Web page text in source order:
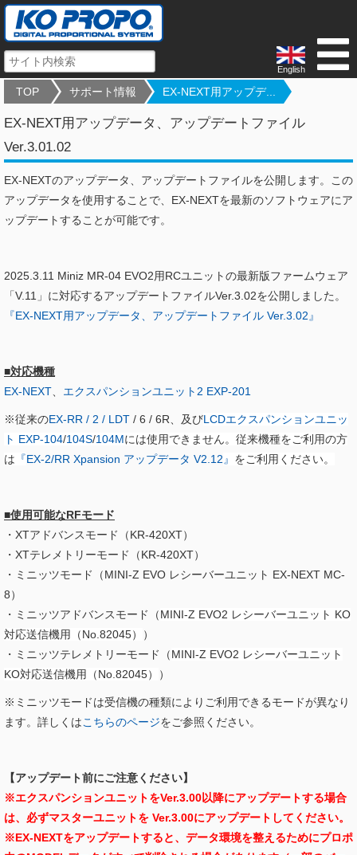
English
TOP サポート情報 EX-NEXT用アップデ...
EX-NEXT用アップデータ、アップデートファイル
Ver.3.01.02
EX-NEXTのアップデータ、アップデートファイルを公開します。この
アップデータを使用することで、EX-NEXTを最新のソフトウェアにア
ップデートすることが可能です。
2025.3.11 Miniz MR-04 EVO2用RCユニットの最新版ファームウェア
「V.11」に対応するアップデートファイルVer.3.02を公開しました。
『EX-NEXT用アップデータ、アップデートファイル Ver.3.02』
■対応機種
EX-NEXT
エクスパンションユニット2 EXP-201
※従来のEX-RR / 2 / LDT / 6 / 6R、及びLCDエクスパンションユニッ
ト EXP-104/104S/104Mには使用できません。従来機種をご利用の方
は 『EX-2/RR Xpansion アップデータ V2.12​ 』 をご利用ください。
■使用可能なRFモード
・XTアドバンスモード（KR-420XT）
・XTテレメトリーモード（KR-420XT）
・ミニッツモード（MINI-Z EVO レシーバーユニット EX-NEXT MC-
8）
・ミニッツアドバンスモード（MINI-Z EVO2 レシーバーユニット KO
対応送信機用（No.82045）
）
・ミニッツテレメトリーモード（MINI-Z EVO2 レシーバーユニット
KO対応送信機用（No.82045）
）
※ミニッツモードは受信機の種類によりご利用できるモードが異なり
ます。詳しくはこちらのページをご参照ください。
【アップデート前にご注意ください】
※エクスパンションユニットをVer.3.00以降にアップデートする場合
は、必ずマスターユニットを Ver.3.00にアップデートしてください。
※EX-NEXTをアップデートすると、データ環境を整えるためにプロポ